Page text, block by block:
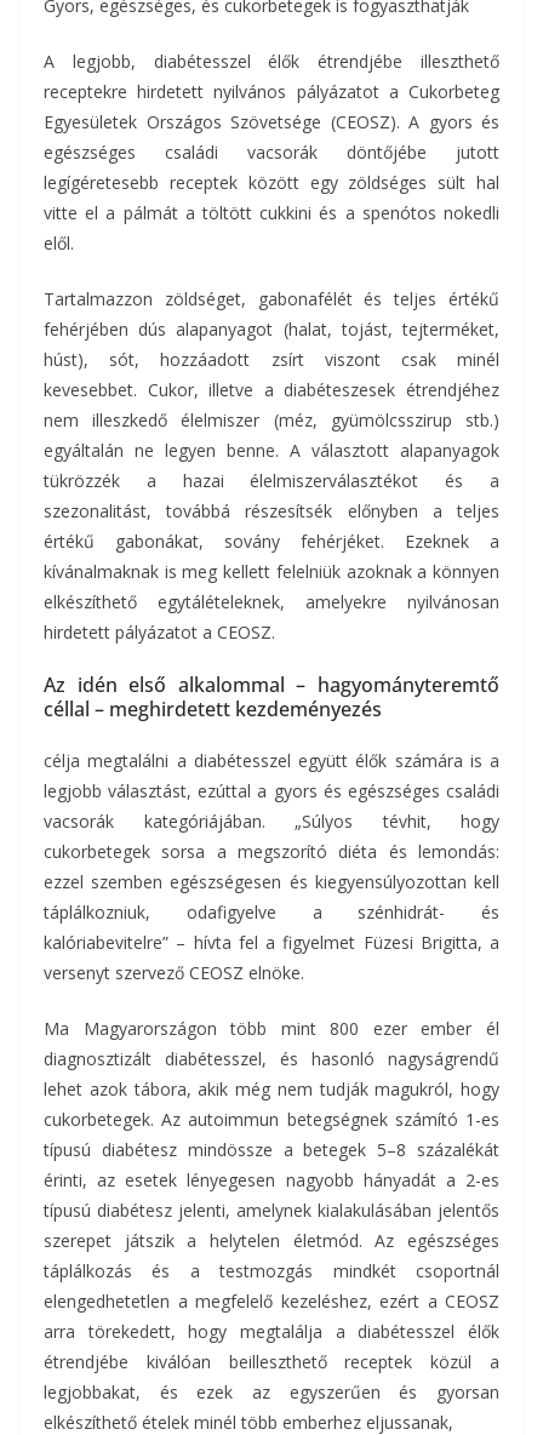
Gyors, egészséges, és cukorbetegek is fogyaszthatják
A legjobb, diabétesszel élők étrendjébe illeszthető
receptekre hirdetett nyilvános pályázatot a Cukorbeteg
Egyesületek Országos Szövetsége (CEOSZ). A gyors és
egészséges családi vacsorák döntőjébe jutott
legígéretesebb receptek között egy zöldséges sült hal
vitte el a pálmát a töltött cukkini és a spenótos nokedli
elől.
Tartalmazzon zöldséget, gabonafélét és teljes értékű
fehérjében dús alapanyagot (halat, tojást, tejterméket,
húst), sót, hozzáadott zsírt viszont csak minél
kevesebbet. Cukor, illetve a diabéteszesek étrendjéhez
nem illeszkedő élelmiszer (méz, gyümölcsszirup stb.)
egyáltalán ne legyen benne. A választott alapanyagok
tükrözzék a hazai élelmiszerválasztékot és a
szezonalitást, továbbá részesítsék előnyben a teljes
értékű gabonákat, sovány fehérjéket. Ezeknek a
kívánalmaknak is meg kellett felelniük azoknak a könnyen
elkészíthető egytálételeknek, amelyekre nyilvánosan
hirdetett pályázatot a CEOSZ.
Az idén első alkalommal – hagyományteremtő
céllal – meghirdetett kezdeményezés
célja megtalálni a diabétesszel együtt élők számára is a
legjobb választást, ezúttal a gyors és egészséges családi
vacsorák kategóriájában. „Súlyos tévhit, hogy
cukorbetegek sorsa a megszorító diéta és lemondás:
ezzel szemben egészségesen és kiegyensúlyozottan kell
táplálkozniuk, odafigyelve a szénhidrát- és
kalóriabevitelre” – hívta fel a figyelmet Füzesi Brigitta, a
versenyt szervező CEOSZ elnöke.
Ma Magyarországon több mint 800 ezer ember él
diagnosztizált diabétesszel, és hasonló nagyságrendű
lehet azok tábora, akik még nem tudják magukról, hogy
cukorbetegek. Az autoimmun betegségnek számító 1-es
típusú diabétesz mindössze a betegek 5–8 százalékát
érinti, az esetek lényegesen nagyobb hányadát a 2-es
típusú diabétesz jelenti, amelynek kialakulásában jelentős
szerepet játszik a helytelen életmód. Az egészséges
táplálkozás és a testmozgás mindkét csoportnál
elengedhetetlen a megfelelő kezeléshez, ezért a CEOSZ
arra törekedett, hogy megtalálja a diabétesszel élők
étrendjébe kiválóan beilleszthető receptek közül a
legjobbakat, és ezek az egyszerűen és gyorsan
elkészíthető ételek minél több emberhez eljussanak,